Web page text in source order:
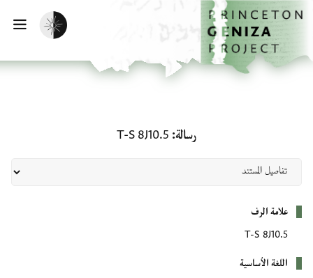
إلى المحتوى الرئيسي
الرئيسية
تفعيل الوضع المظلم
رسالة T-S 8J10.5
علامة الرف
T-S 8J10.5
اللغة الأساسية